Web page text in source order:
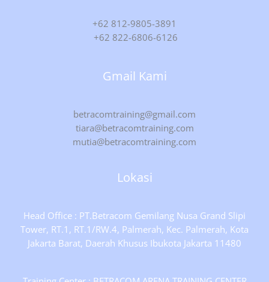
+62 812-9805-3891
+62 822-6806-6126
Gmail Kami
betracomtraining@gmail.com
tiara@betracomtraining.com
mutia@betracomtraining.com
Lokasi
Head Office : PT.Betracom Gemilang Nusa Grand Slipi
Tower, RT.1, RT.1/RW.4, Palmerah, Kec. Palmerah, Kota
Jakarta Barat, Daerah Khusus Ibukota Jakarta 11480